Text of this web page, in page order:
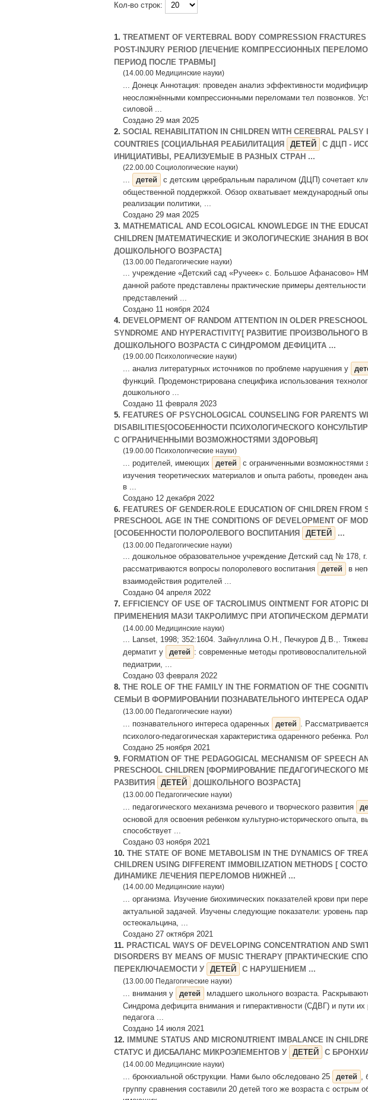
Кол-во строк:
1. TREATMENT OF VERTEBRAL BODY COMPRESSION
POST-INJURY PERIOD [ЛЕЧЕНИЕ КОМПРЕССИОННЫХ
ПЕРИОД ПОСЛЕ ТРАВМЫ]
(14.00.00 Медицинские науки)
... Донецк Аннотация: проведен анализ эффективности
неосложнёнными компрессионными переломами тел позвонков.
силовой ...
Создано 29 мая 2025
2. SOCIAL REHABILITATION IN CHILDREN WITH CEREBRAL PALSY
COUNTRIES [СОЦИАЛЬНАЯ РЕАБИЛИТАЦИЯ
ДЕТЕЙ
С ДЦП -
ИНИЦИАТИВЫ, РЕАЛИЗУЕМЫЕ В РАЗНЫХ СТРАН ...
(22.00.00 Социологические науки)
... детей
с детским церебральным параличом (ДЦП) сочетает
общественной поддержкой. Обзор охватывает международный
реализации политики, ...
Создано 29 мая 2025
3. MATHEMATICAL AND ECOLOGICAL KNOWLEDGE IN THE
CHILDREN [МАТЕМАТИЧЕСКИЕ И ЭКОЛОГИЧЕСКИЕ ЗНАНИЯ В
ДОШКОЛЬНОГО ВОЗРАСТА]
(13.00.00 Педагогические науки)
... учреждение «Детский сад «Ручеек» с. Большое Афанасово»
данной работе представлены практические примеры деятельности
представлений ...
Создано 11 ноября 2024
4. DEVELOPMENT OF RANDOM ATTENTION IN OLDER
SYNDROME AND HYPERACTIVITY[ РАЗВИТИЕ ПРОИЗВОЛЬНОГО
ДОШКОЛЬНОГО ВОЗРАСТА С СИНДРОМОМ ДЕФИЦИТА ...
(19.00.00 Психологические науки)
... анализ литературных источников по проблеме нарушения у
функций. Продемонстрирована специфика использования
дошкольного ...
Создано 11 февраля 2023
5. FEATURES OF PSYCHOLOGICAL COUNSELING FOR PARENTS
DISABILITIES[ОСОБЕННОСТИ ПСИХОЛОГИЧЕСКОГО
С ОГРАНИЧЕННЫМИ ВОЗМОЖНОСТЯМИ ЗДОРОВЬЯ]
(19.00.00 Психологические науки)
... родителей, имеющих детей
с ограниченными возможностями
изучения теоретических материалов и опыта работы, проведен
в ...
Создано 12 декабря 2022
6. FEATURES OF GENDER-ROLE EDUCATION OF CHILDREN
PRESCHOOL AGE IN THE CONDITIONS OF DEVELOPMENT OF
[ОСОБЕННОСТИ ПОЛОРОЛЕВОГО ВОСПИТАНИЯ
ДЕТЕЙ ...
(13.00.00 Педагогические науки)
... дошкольное образовательное учреждение Детский сад № 178,
рассматриваются вопросы полоролевого воспитания
детей
в
взаимодействия родителей ...
Создано 04 апреля 2022
7. EFFICIENCY OF USE OF TACROLIMUS OINTMENT FOR
ПРИМЕНЕНИЯ МАЗИ ТАКРОЛИМУС ПРИ АТОПИЧЕСКОМ
(14.00.00 Медицинские науки)
... Lanset, 1998; 352:1604. Зайнуллина О.Н., Печкуров Д.В.,.
дерматит у
детей : современные методы
педиатрии, ...
Создано 03 февраля 2022
8. THE ROLE OF THE FAMILY IN THE FORMATION OF THE
СЕМЬИ В ФОРМИРОВАНИИ ПОЗНАВАТЕЛЬНОГО ИНТЕРЕСА
(13.00.00 Педагогические науки)
... познавательного интереса одаренных детей .
психолого-педагогическая характеристика одаренного ребенка.
Создано 25 ноября 2021
9. FORMATION OF THE PEDAGOGICAL MECHANISM OF SPEECH
PRESCHOOL CHILDREN [ФОРМИРОВАНИЕ
РАЗВИТИЯ
ДЕТЕЙ ДОШКОЛЬНОГО ВОЗРАСТА]
(13.00.00 Педагогические науки)
... педагогического механизма речевого и творческого развития
основой для освоения ребенком культурно-исторического опыта,
способствует ...
Создано 03 ноября 2021
10. THE STATE OF BONE METABOLISM IN THE DYNAMICS OF
CHILDREN USING DIFFERENT IMMOBILIZATION METHODS [
ДИНАМИКЕ ЛЕЧЕНИЯ ПЕРЕЛОМОВ НИЖНЕЙ ...
(14.00.00 Медицинские науки)
... организма. Изучение биохимических показателей крови при
актуальной задачей. Изучены следующие показатели: уровень
остеокальцина, ...
Создано 27 октября 2021
11. PRACTICAL WAYS OF DEVELOPING CONCENTRATION AND
DISORDERS BY MEANS OF MUSIC THERAPY
ПЕРЕКЛЮЧАЕМОСТИ У
ДЕТЕЙ С НАРУШЕНИЕМ ...
(13.00.00 Педагогические науки)
... внимания у детей
младшего школьного возраста.
Синдрома дефицита внимания и гиперактивности (СДВГ) и пути
педагога ...
Создано 14 июля 2021
12.
IMMUNE STATUS AND MICRONUTRIENT IMBALANCE IN
СТАТУС И ДИСБАЛАНС МИКРОЭЛЕМЕНТОВ У
ДЕТЕЙ С
(14.00.00 Медицинские науки)
... бронхиальной обструкции. Нами было обследовано 25 детей ,
группу сравнения составили 20 детей того же возраста с